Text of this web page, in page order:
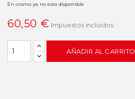
En cromo ya no esta disponible
60,50 € Impuestos incluidos
AÑADIR AL CARRITO